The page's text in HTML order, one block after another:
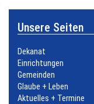
Unsere Seiten
Dekanat
Einrichtungen
Gemeinden
Glaube + Leben
Aktuelles + Termine